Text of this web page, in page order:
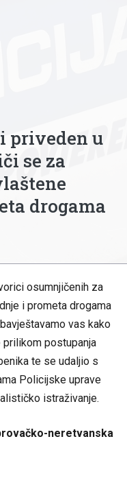
priveden u
se za
drogama
osumnjičenih za
i prometa drogama
vas kako
postupanja
te se udaljio s
Policijske uprave
istraživanje.
neretvanska